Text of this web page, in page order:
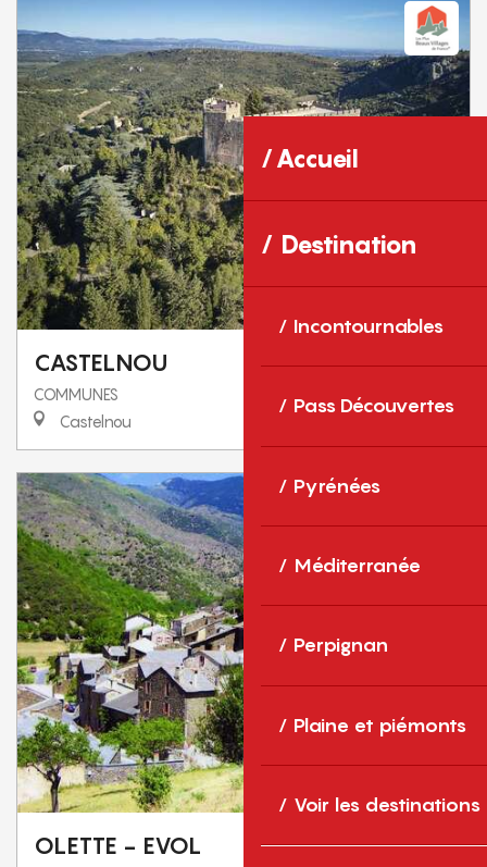
Accueil
Destination
Incontournables
Pass Découvertes
Pyrénées
Méditerranée
Perpignan
Plaine et piémonts
Voir les destinations
CASTELNOU
COMMUNES
Castelnou
OLETTE - EVOL